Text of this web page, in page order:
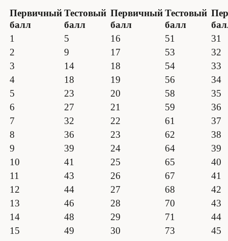
Первичный
балл
Тестовый
балл
Первичный
балл
Тестовый
балл
1
5 16 51
31
2
9 17 53
32
3
14 18 54
33
4
18 19 56
34
5
23 20 58
35
6
27 21 59
36
7
32 22 61
37
8
36 23 62
38
9
39 24 64
39
10
41 25 65
40
11
43 26 67
41
12
44 27 68
42
13
46 28 70
43
14
48 29 71
44
15
49 30 73 45